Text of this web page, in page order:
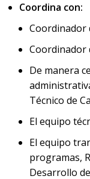
Coordina con:
Coordinador
Coordinador
De manera
Técnico de
El equipo
El equipo
programas,
Desarrollo